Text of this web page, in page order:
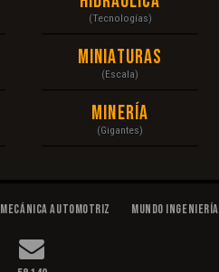
(Tecnologías)
Miniaturas
(Escala)
Minería
(Gigantes)
Mecánica Automotriz Mundo Ingeniería